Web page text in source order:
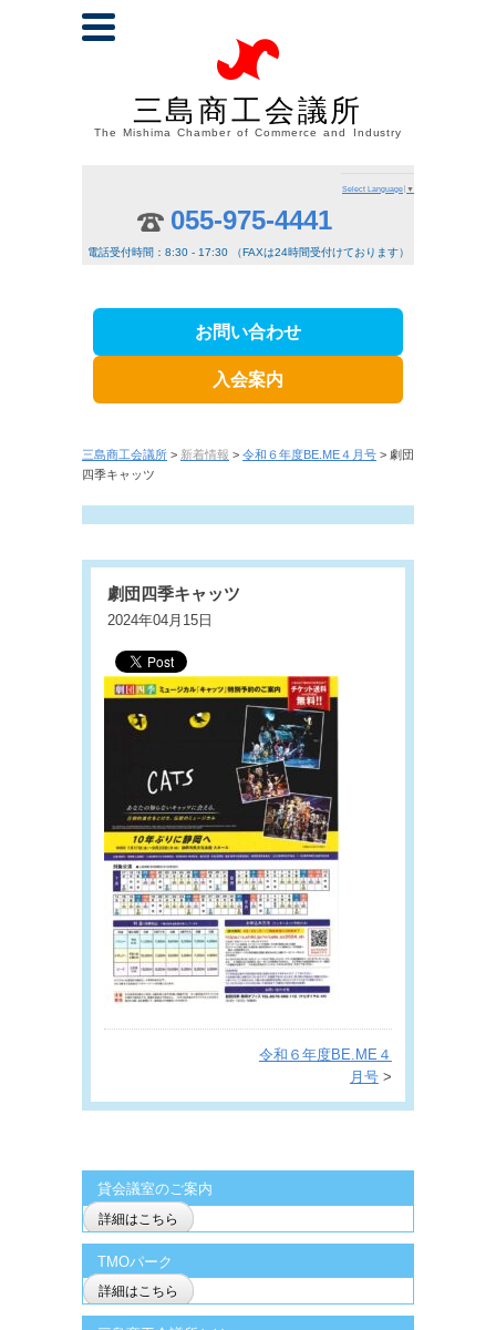
三島商工会議所
The Mishima Chamber of Commerce and Industry
Select Language ▼
055-975-4441
電話受付時間：8:30 - 17:30 （FAXは24時間受付けております）
お問い合わせ
入会案内
三島商工会議所 > 新着情報 > 令和６年度BE.ME４月号 > 劇団
四季キャッツ
劇団四季キャッツ
2024年04月15日
令和６年度BE.ME４
月号>
貸会議室のご案内
詳細はこちら
TMOパーク
詳細はこちら